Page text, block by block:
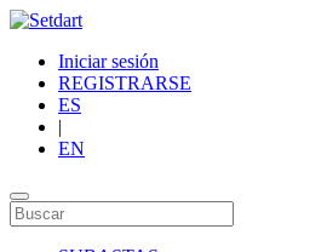
Iniciar sesión
REGISTRARSE
ES
|
EN